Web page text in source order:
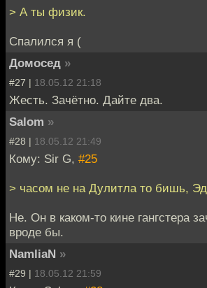
> А ты физик.
Спалился я (
Домосед »
#27 | 18.05.12 21:18
Жесть. Зачётно. Дайте два.
Salom »
#28 | 18.05.12 21:49
Кому: Sir G, #25
> часом не на Дулитла то бишь,
Не. Он в каком-то кине гангстера
вроде бы.
NamliaN »
#29 | 18.05.12 21:59